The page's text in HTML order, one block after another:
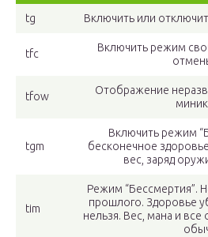
tg Включить или
tfc
Включить режим
tfow
Отображение
tgm
Включить режим
бесконечное
вес, заряд
tim
Режим “Бессмертия”.
прошлого. Здоровье
нельзя. Вес, мана и все